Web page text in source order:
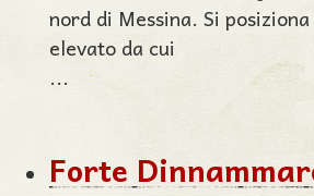
nord di Messina. Si
elevato da cui
...
Forte